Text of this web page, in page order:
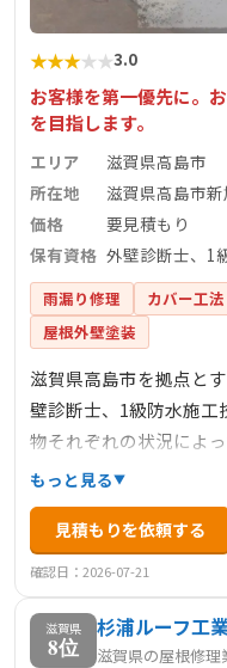
★★★★★3.0
お客様を第一優先に。
を目指します。
エリア
滋賀県高島市
所在地
滋賀県高島市
価格
要見積もり
保有資格 外壁診断士、1
雨漏り修理 カバー工法
屋根外壁塗装
滋賀県高島市を拠点と
壁診断士、1級防水施工
物それぞれの状況によ
す。職人による熟練の
配合など、細かいこだ
工事・防水工事・雨漏
様のお困りごとを解決し
もっと見る
見積もりを依頼する
確認日：2026-07-21
滋賀県
8位
杉浦ルーフ工
滋賀県の屋根修理